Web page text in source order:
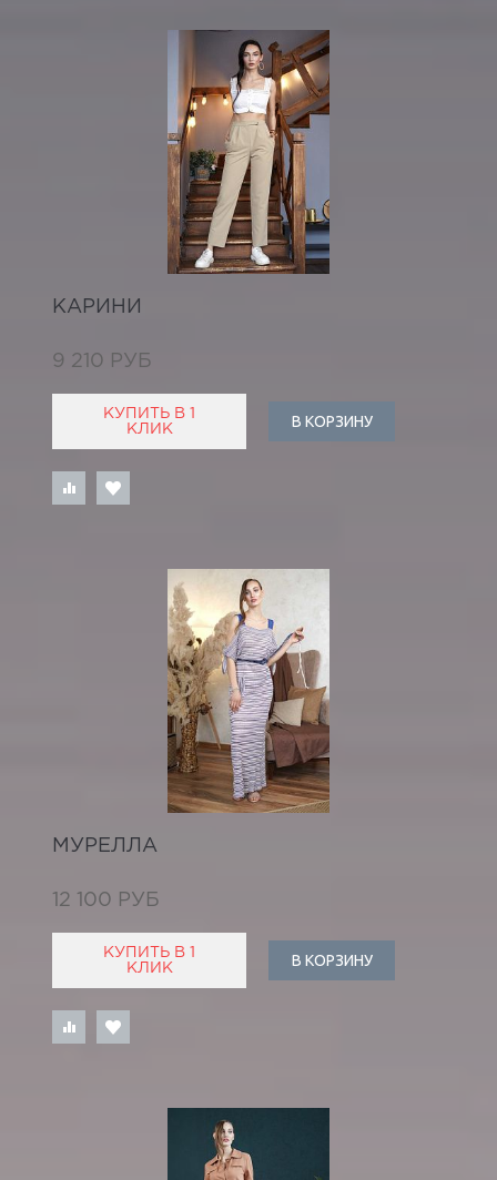
КАРИНИ
9 210 РУБ
КУПИТЬ В 1
КЛИК
В КОРЗИНУ
МУРЕЛЛА
12 100 РУБ
КУПИТЬ В 1
КЛИК
В КОРЗИНУ